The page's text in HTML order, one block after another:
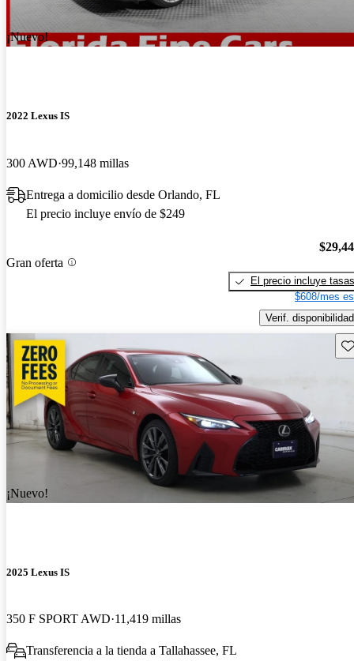
¡Nuevo!
2022 Lexus IS
300 AWD 99,148 millas
Entrega a domicilio desde Orlando, FL
El precio incluye envío de $249
Gran oferta
El precio incluye tasas
$608/mes
Verif. disponibilidad
¡Nuevo!
2025 Lexus IS
350 F SPORT AWD 11,419 millas
Transferencia a la tienda a Tallahassee, FL